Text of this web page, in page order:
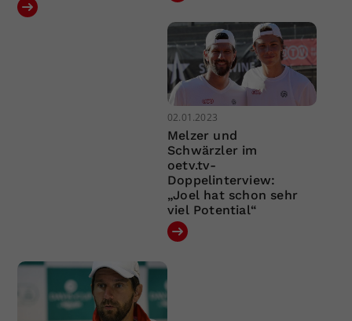
02.01.2023
Melzer und
Schwärzler im
oetv.tv-
Doppelinterview:
„Joel hat schon sehr
viel Potential“